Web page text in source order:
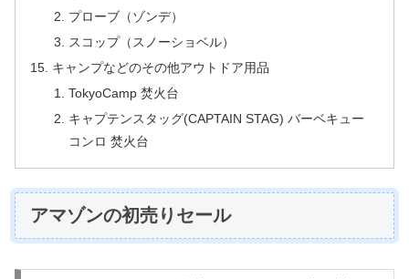
プローブ（ゾンデ）
スコップ（スノーショベル）
キャンプなどのその他アウトドア用品
TokyoCamp 焚火台
キャプテンスタッグ(CAPTAIN STAG) バーベキュー
コンロ 焚火台
アマゾンの初売りセール